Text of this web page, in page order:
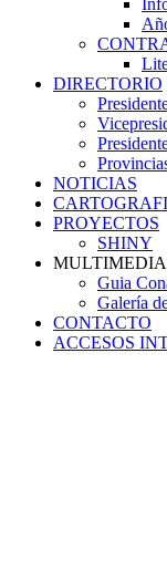
DIRECTORIO
NOTICIAS
PROYECTOS
SHINY
MULTIMEDIA
Guia
Galería
CONTACTO
ACCESOS